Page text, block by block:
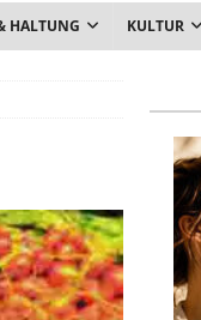
HALTUNG KULTUR